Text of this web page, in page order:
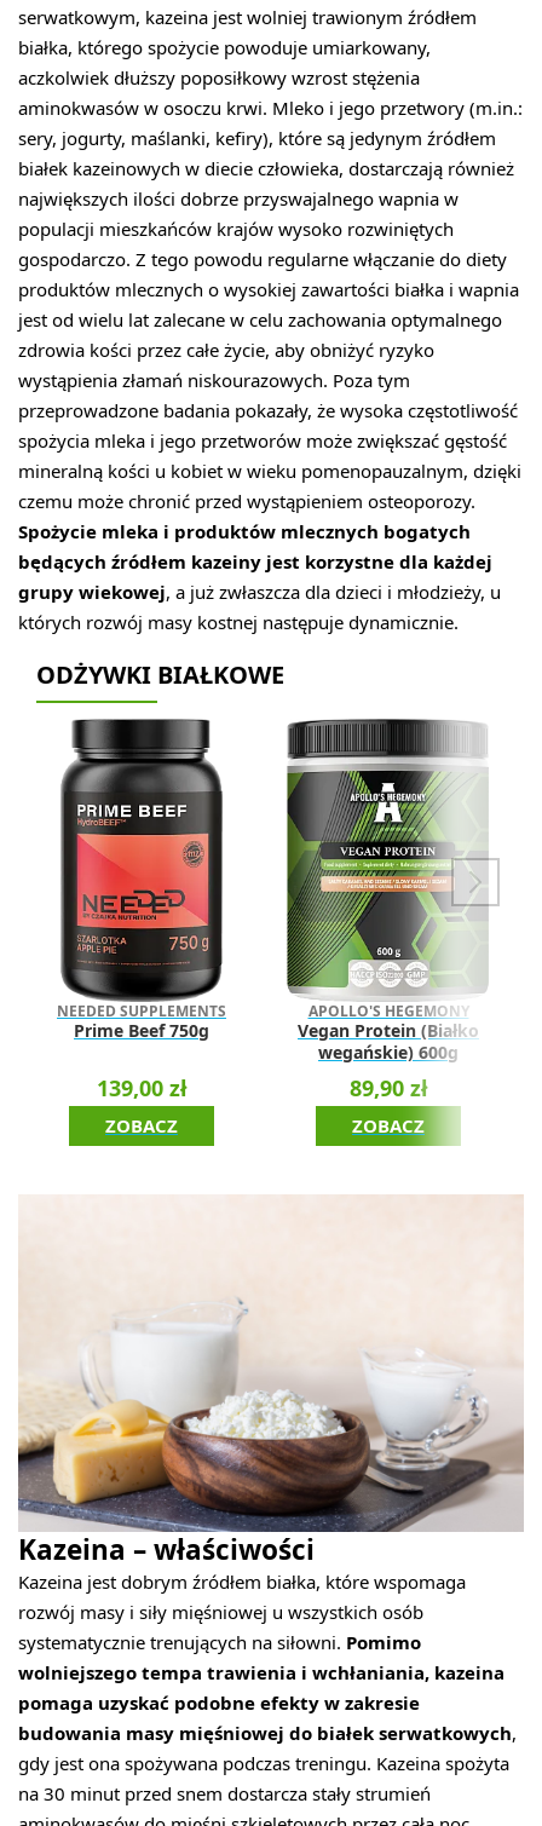
serwatkowym, kazeina jest wolniej trawionym źródłem
białka, którego spożycie powoduje umiarkowany,
aczkolwiek dłuższy poposiłkowy wzrost stężenia
aminokwasów w osoczu krwi. Mleko i jego przetwory (m.in.:
sery, jogurty, maślanki, kefiry), które są jedynym źródłem
białek kazeinowych w diecie człowieka, dostarczają również
największych ilości dobrze przyswajalnego wapnia w
populacji mieszkańców krajów wysoko rozwiniętych
gospodarczo. Z tego powodu regularne włączanie do diety
produktów mlecznych o wysokiej zawartości białka i wapnia
jest od wielu lat zalecane w celu zachowania optymalnego
zdrowia kości przez całe życie, aby obniżyć ryzyko
wystąpienia złamań niskourazowych. Poza tym
przeprowadzone badania pokazały, że wysoka częstotliwość
spożycia mleka i jego przetworów może zwiększać gęstość
mineralną kości u kobiet w wieku pomenopauzalnym, dzięki
czemu może chronić przed wystąpieniem osteoporozy.
Spożycie mleka i produktów mlecznych bogatych
będących źródłem kazeiny jest korzystne dla każdej
grupy wiekowej , a już zwłaszcza dla dzieci i młodzieży, u
których rozwój masy kostnej następuje dynamicznie.
ODŻYWKI BIAŁKOWE
NEEDED SUPPLEMENTS
Prime Beef 750g
139,00 zł
ZOBACZ
APOLLO'S HEGEMONY
Vegan Protein (Białko
wegańskie) 600g
89,90 zł
ZOBACZ
Kazeina – właściwości
Kazeina jest dobrym źródłem białka, które wspomaga
rozwój masy i siły mięśniowej u wszystkich osób
systematycznie trenujących na siłowni. Pomimo
wolniejszego tempa trawienia i wchłaniania, kazeina
pomaga uzyskać podobne efekty w zakresie
budowania masy mięśniowej do białek serwatkowych
gdy jest ona spożywana podczas treningu. Kazeina spożyta
na 30 minut przed snem dostarcza stały strumień